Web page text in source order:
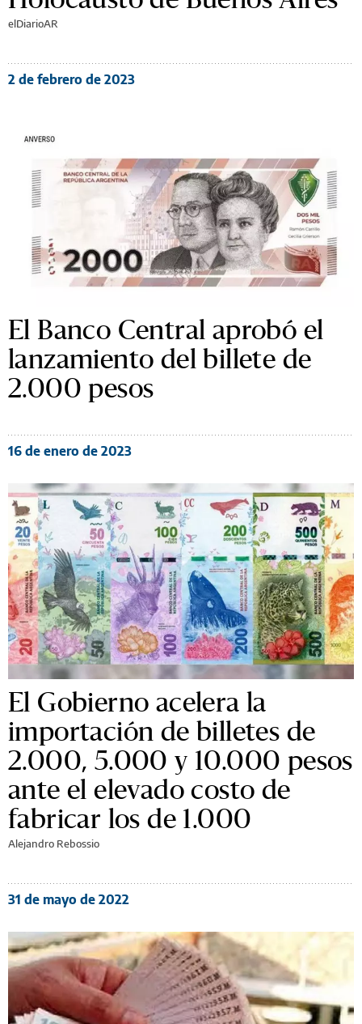
elDiarioAR
2 de febrero de 2023
El Banco Central aprobó el
lanzamiento del billete de
2.000 pesos
16 de enero de 2023
El Gobierno acelera la
importación de billetes de
2.000, 5.000 y 10.000 pesos
ante el elevado costo de
fabricar los de 1.000
Alejandro Rebossio
31 de mayo de 2022